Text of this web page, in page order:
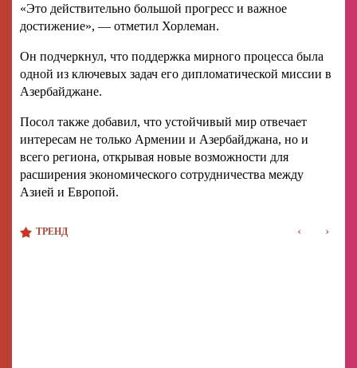
«Это действительно большой прогресс и важное
достижение», — отметил Хорлеман.
Он подчеркнул, что поддержка мирного процесса была
одной из ключевых задач его дипломатической миссии в
Азербайджане.
Посол также добавил, что устойчивый мир отвечает
интересам не только Армении и Азербайджана, но и
всего региона, открывая новые возможности для
расширения экономического сотрудничества между
Азией и Европой.
ТРЕНД ‹ ›